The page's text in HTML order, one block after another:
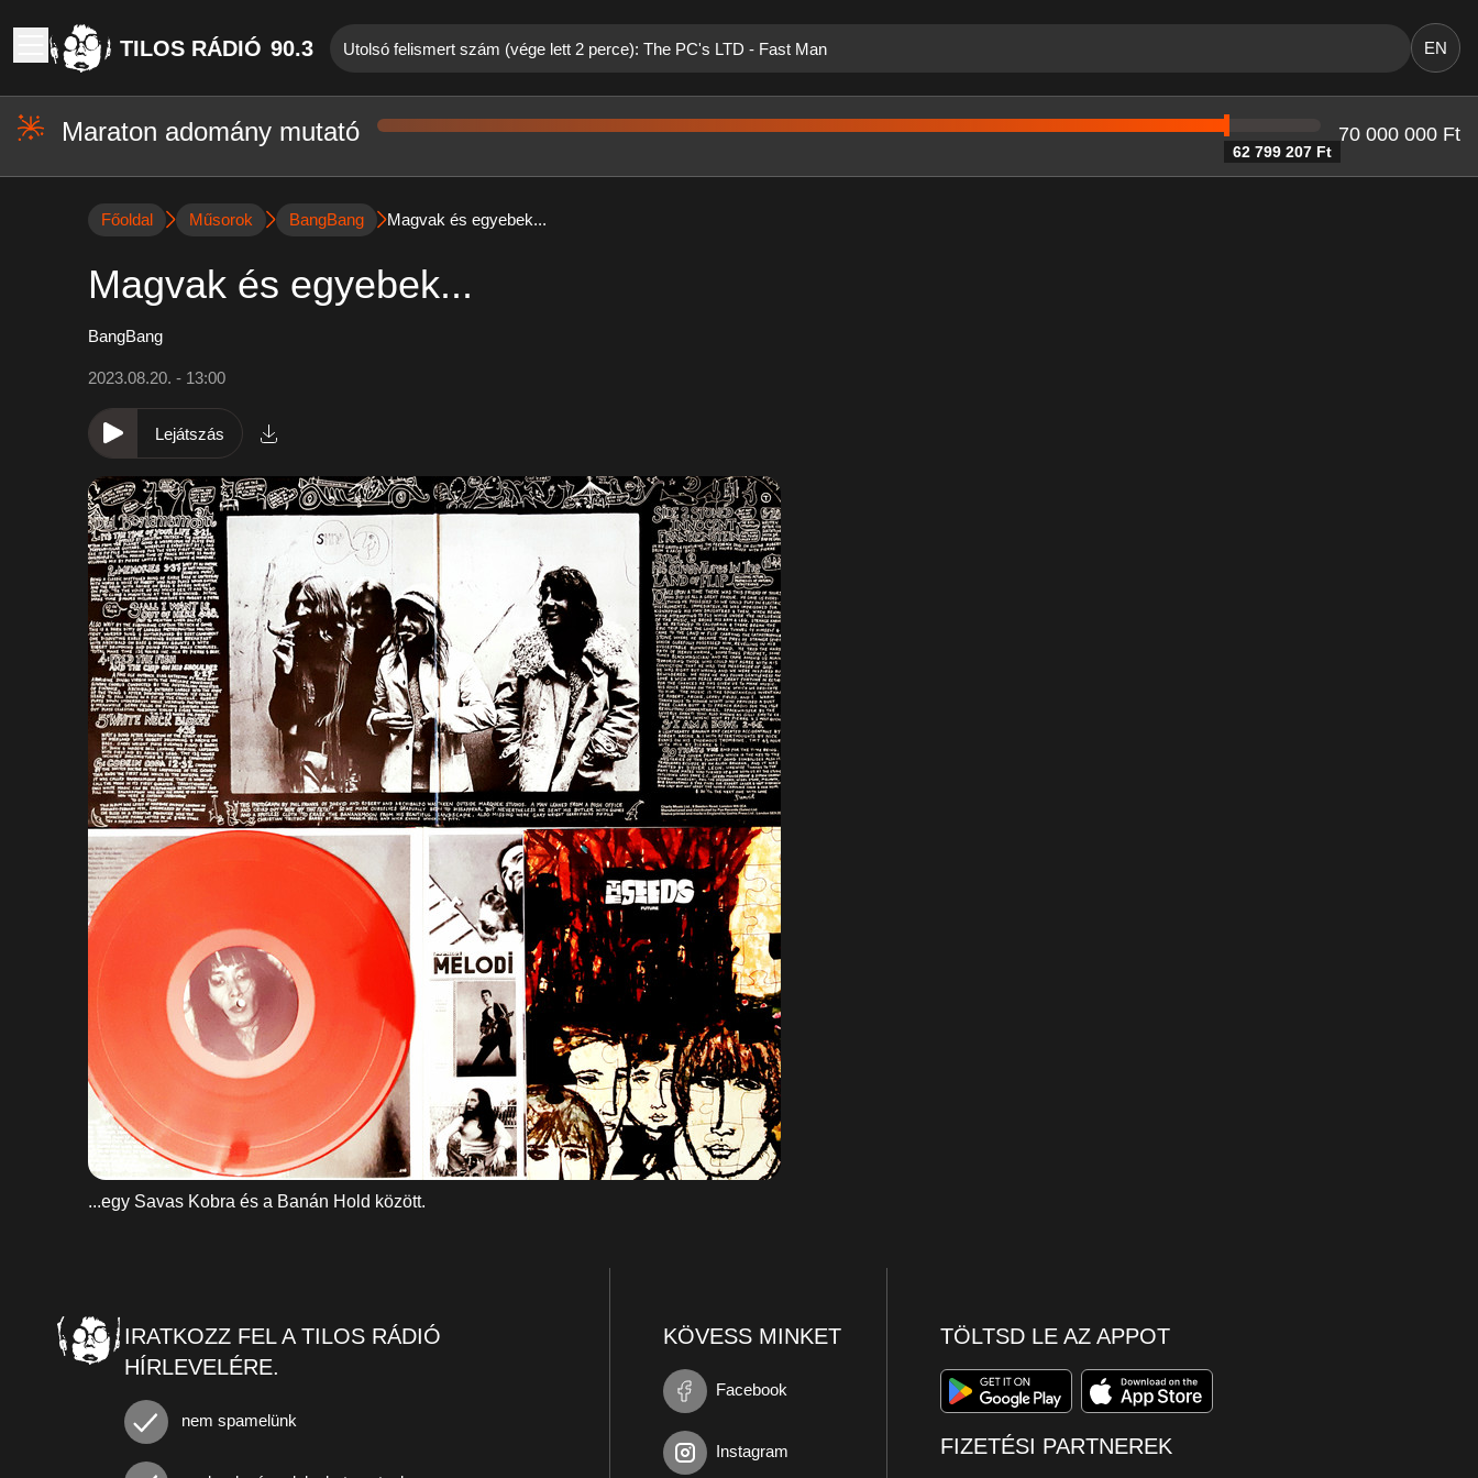
TILOS RÁDIÓ 90.3 Utolsó felismert szám (vége lett 2 perce): The PC's LTD - Fast Man EN
Maraton adomány mutató
62 799 207 Ft
70 000 000 Ft
Főoldal Műsorok BangBang Magvak és egyebek...
Magvak és egyebek...
BangBang
2023.08.20. - 13:00
Lejátszás
...egy Savas Kobra és a Banán Hold között.
IRATKOZZ FEL A TILOS RÁDIÓ
HÍRLEVELÉRE.
nem spamelünk
KÖVESS MINKET
Facebook
Instagram
TÖLTSD LE AZ APPOT
FIZETÉSI PARTNEREK